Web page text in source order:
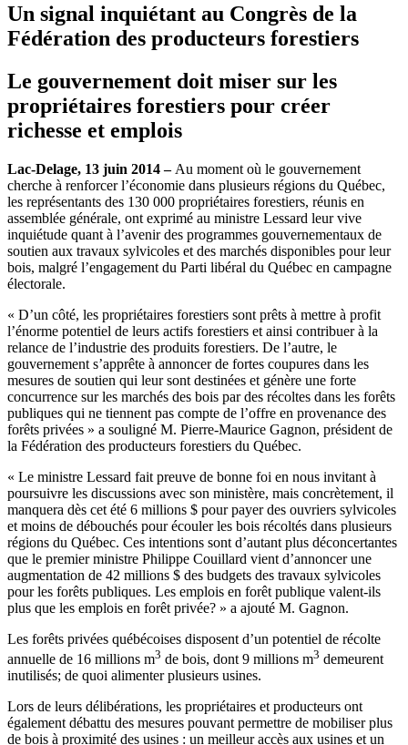
Un signal inquiétant au Congrès de la
Fédération des producteurs forestiers
Le gouvernement doit miser sur les
propriétaires forestiers pour créer
richesse et emplois
Lac-Delage, 13 juin 2014 – Au moment où le gouvernement
cherche à renforcer l’économie dans plusieurs régions du Québec,
les représentants des 130 000 propriétaires forestiers, réunis en
assemblée générale, ont exprimé au ministre Lessard leur vive
inquiétude quant à l’avenir des programmes gouvernementaux de
soutien aux travaux sylvicoles et des marchés disponibles pour leur
bois, malgré l’engagement du Parti libéral du Québec en campagne
électorale.
« D’un côté, les propriétaires forestiers sont prêts à mettre à profit
l’énorme potentiel de leurs actifs forestiers et ainsi contribuer à la
relance de l’industrie des produits forestiers. De l’autre, le
gouvernement s’apprête à annoncer de fortes coupures dans les
mesures de soutien qui leur sont destinées et génère une forte
concurrence sur les marchés des bois par des récoltes dans les forêts
publiques qui ne tiennent pas compte de l’offre en provenance des
forêts privées » a souligné M. Pierre-Maurice Gagnon, président de
la Fédération des producteurs forestiers du Québec.
« Le ministre Lessard fait preuve de bonne foi en nous invitant à
poursuivre les discussions avec son ministère, mais concrètement, il
manquera dès cet été 6 millions $ pour payer des ouvriers sylvicoles
et moins de débouchés pour écouler les bois récoltés dans plusieurs
régions du Québec. Ces intentions sont d’autant plus déconcertantes
que le premier ministre Philippe Couillard vient d’annoncer une
augmentation de 42 millions $ des budgets des travaux sylvicoles
pour les forêts publiques. Les emplois en forêt publique valent-ils
plus que les emplois en forêt privée? » a ajouté M. Gagnon.
Les forêts privées québécoises disposent d’un potentiel de récolte
annuelle de 16 millions m3 de bois, dont 9 millions m3 demeurent
inutilisés; de quoi alimenter plusieurs usines.
Lors de leurs délibérations, les propriétaires et producteurs ont
également débattu des mesures pouvant permettre de mobiliser plus
de bois à proximité des usines : un meilleur accès aux usines et un